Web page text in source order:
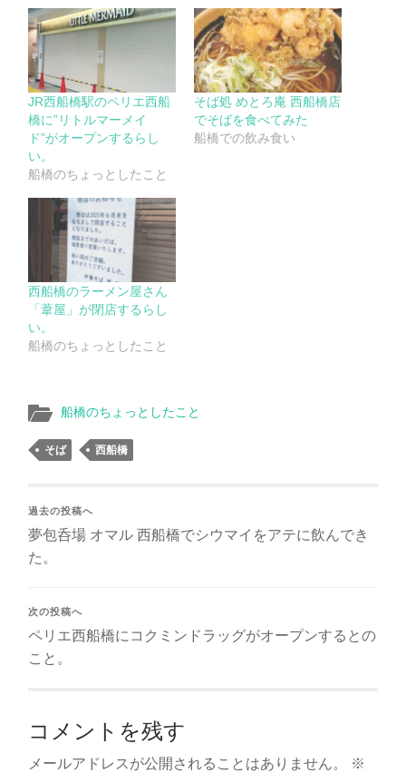
JR西船橋駅のペリエ西船
橋に”リトルマーメイ
ド”がオープンするらし
い。
船橋のちょっとしたこと
そば処 めとろ庵 西船橋店
でそばを食べてみた
船橋での飲み食い
西船橋のラーメン屋さん
「葦屋」が閉店するらし
い。
船橋のちょっとしたこと
船橋のちょっとしたこと
そば 西船橋
過去の投稿へ
夢包呑場 オマル 西船橋でシウマイをアテに飲んでき
た。
次の投稿へ
ペリエ西船橋にコクミンドラッグがオープンするとの
こと。
コメントを残す
メールアドレスが公開されることはありません。
※